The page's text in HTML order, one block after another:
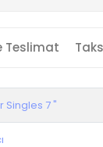
Teslimat
Singles 7 "